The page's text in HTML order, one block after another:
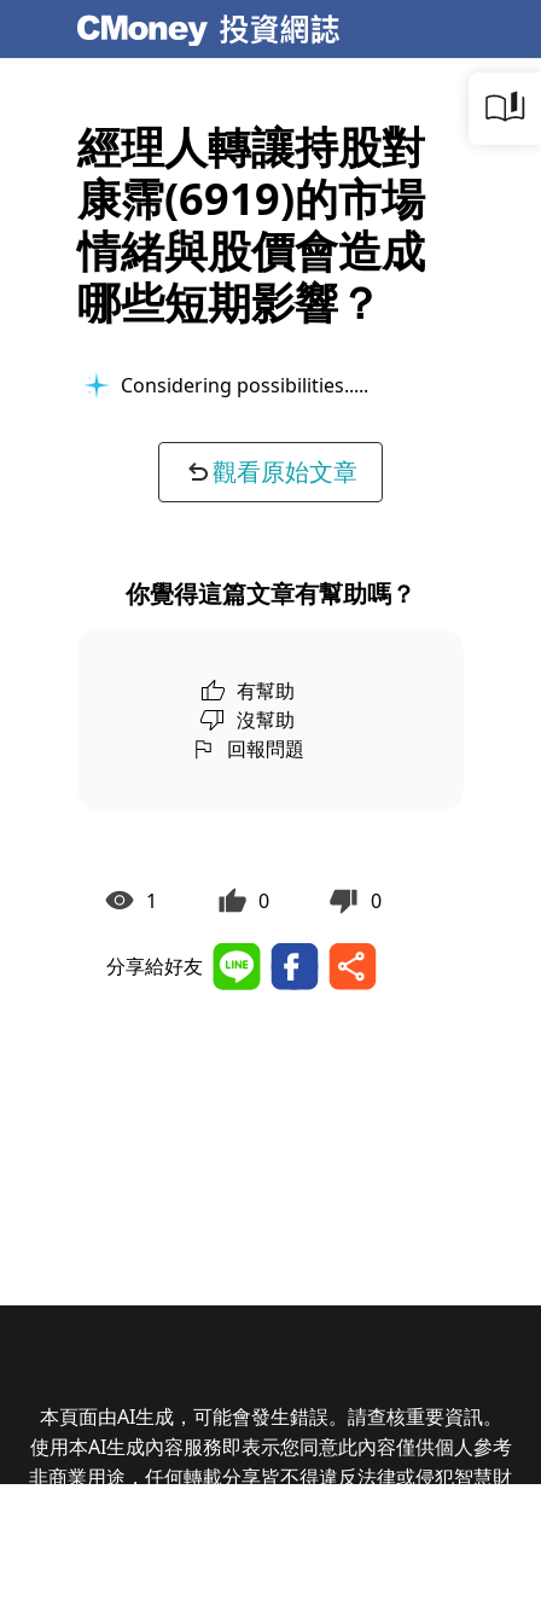
經理人轉讓持股對
康霈(6919)的市場
情緒與股價會造成
哪些短期影響？
Considering possibilities...
觀看原始文章
你覺得這篇文章有幫助嗎？
有幫助
沒幫助
回報問題
1 0 0
分享給好友
本頁面由AI生成，可能會發生錯誤。請查核重要資訊。
使用本AI生成內容服務即表示您同意此內容僅供個人參考
非商業用途，任何轉載分享皆不得違反法律或侵犯智慧財